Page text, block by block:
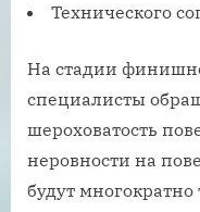
Технического
На стадии
специалисты
шероховатость
неровности на
будут